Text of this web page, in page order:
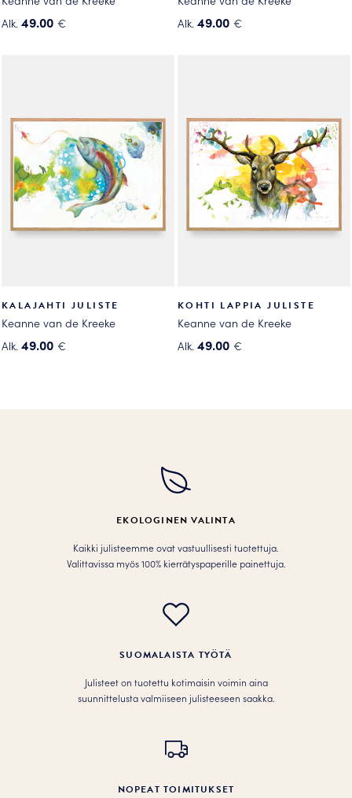
Alk. 49.00 €
muunnelma.
Voit
tehdä
valinnat
tuotteen
sivulla.
Alk. 49.00 €
muunnelma.
Voit
tehdä
valinnat
tuotteen
sivulla.
KALAJAHTI JULISTE
Keanne van de Kreeke
Alk. 49.00 €
KOHTI LAPPIA JULISTE
Keanne van de Kreeke
Alk. 49.00 €
tehdä
valinnat
tuotteen
EKOLOGINEN VALINTA
Kaikki julisteemme ovat vastuullisesti tuotettuja.
Valittavissa myös 100% kierrätyspaperille painettuja.
SUOMALAISTA TYÖTÄ
Julisteet on tuotettu kotimaisin voimin aina
suunnittelusta valmiiseen julisteeseen saakka.
NOPEAT TOIMITUKSET